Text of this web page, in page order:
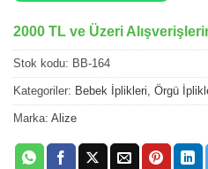
2000 TL ve Üzeri
Stok kodu: BB-164
Kategoriler: Bebek İplikleri Örgü
Marka: Alize